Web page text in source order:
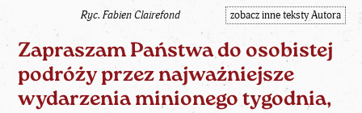
Ryc. Fabien Clairefond zobacz inne teksty Autora
Zapraszam Państwa do osobistej
podróży przez najważniejsze
wydarzenia minionego tygodnia,